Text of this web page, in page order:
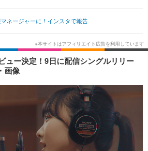
その他
映画・ドラマ
韓国・芸能
スポーツ
その他
グルメ
ショッピング
方法
ネージャーに！インスタで報告
ュー決定！9日に配信シングルリリー
画像